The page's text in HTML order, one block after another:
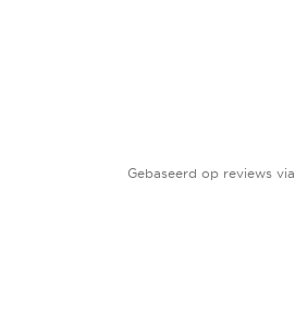
Gebaseerd op reviews via